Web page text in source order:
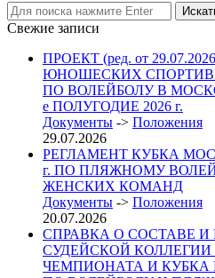
Свежие записи
ПРОЕКТ (ред. от
ЮНОШЕСКИХ
ПО ВОЛЕЙБОЛУ В
е ПОЛУГОДИЕ 2026 г.
Документы -> Положения
29.07.2026
РЕГЛАМЕНТ КУБКА
г. ПО ПЛЯЖНОМУ
ЖЕНСКИХ КОМАНД
Документы -> Положения
20.07.2026
СПРАВКА О СОСТАВЕ
СУДЕЙСКОЙ КОЛЛЕГИИ
ЧЕМПИОНАТА И